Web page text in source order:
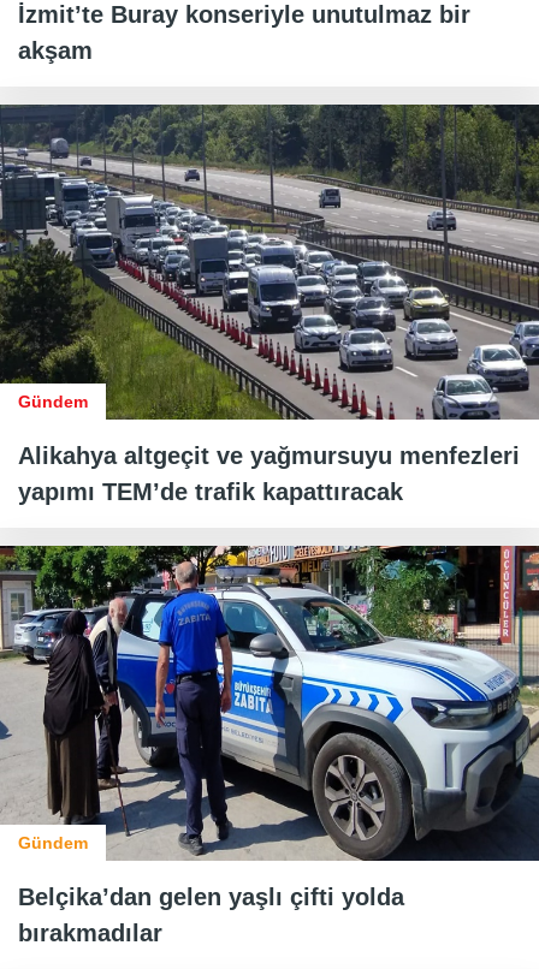
İzmit’te Buray konseriyle unutulmaz bir
akşam
Gündem
Alikahya altgeçit ve yağmursuyu menfezleri
yapımı TEM’de trafik kapattıracak
Gündem
Belçika’dan gelen yaşlı çifti yolda
bırakmadılar